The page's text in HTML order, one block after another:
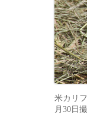
米カリ
月30日